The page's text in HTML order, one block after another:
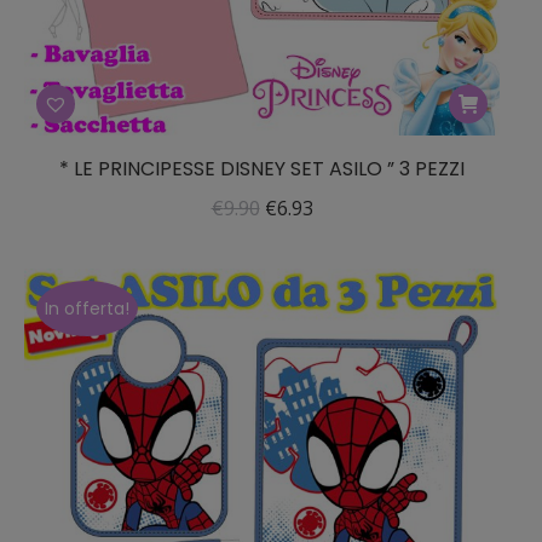
* LE PRINCIPESSE DISNEY SET ASILO ” 3 PEZZI
€9.90 Il
originale
era:
€9.90.
€6.93Il
attuale
è:
€6.93.
In offerta!